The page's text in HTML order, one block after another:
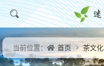
当前位置： 首页 茶文化